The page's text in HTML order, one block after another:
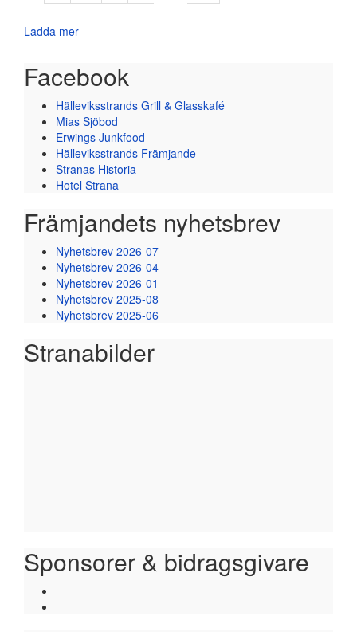
Ladda mer
Facebook
Hälleviksstrands Grill & Glasskafé
Mias Sjöbod
Erwings Junkfood
Hälleviksstrands Främjande
Stranas Historia
Hotel Strana
Främjandets nyhetsbrev
Nyhetsbrev 2026-07
Nyhetsbrev 2026-04
Nyhetsbrev 2026-01
Nyhetsbrev 2025-08
Nyhetsbrev 2025-06
Stranabilder
Sponsorer & bidragsgivare